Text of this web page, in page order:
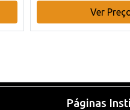
Ver
Páginas